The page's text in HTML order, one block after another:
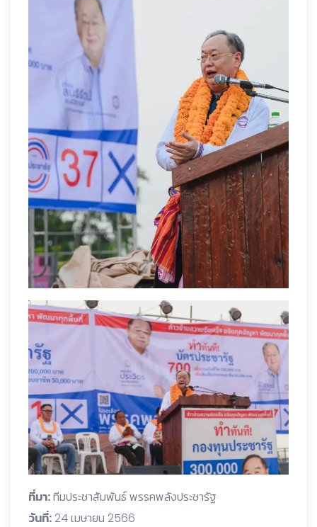
ที่มา:ทีมประชาสัมพันธ์ พรรคพลังประชารัฐ
วันที่: 24 เมษายน 2566